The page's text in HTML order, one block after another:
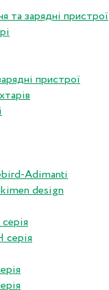
та зарядні пристрої
пристрої
Adimanti
design